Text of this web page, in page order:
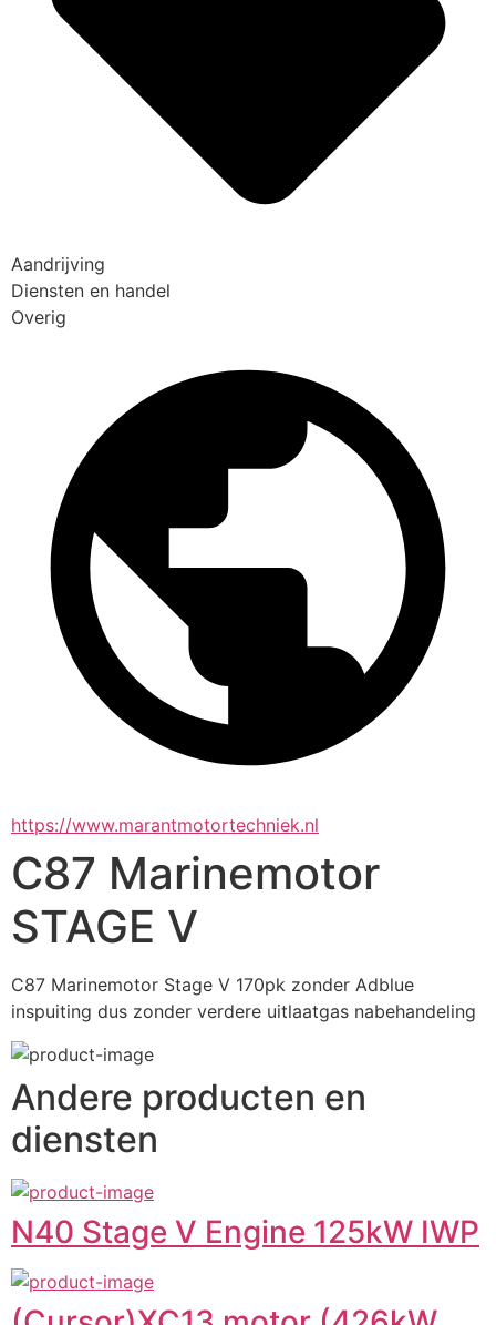
Aandrijving
Diensten en handel
Overig
https://www.marantmotortechniek.nl
C87 Marinemotor
STAGE V
C87 Marinemotor Stage V 170pk zonder Adblue
inspuiting dus zonder verdere uitlaatgas nabehandeling
Andere producten en
diensten
N40 Stage V Engine 125kW IWP